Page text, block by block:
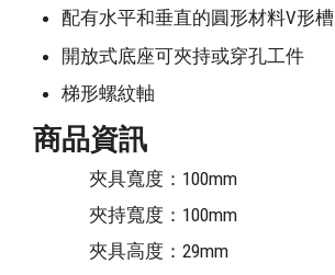
配有水平和垂直的圓形材料V形槽
開放式底座可夾持或穿孔工件
梯形螺紋軸
商品資訊
夾具寬度：100mm
夾持寬度：100mm
夾具高度：29mm